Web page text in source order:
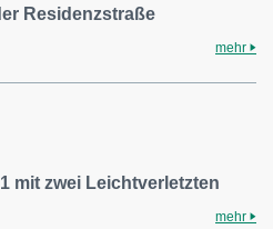
Residenzstraße
mehr
mit zwei Leichtverletzten
mehr